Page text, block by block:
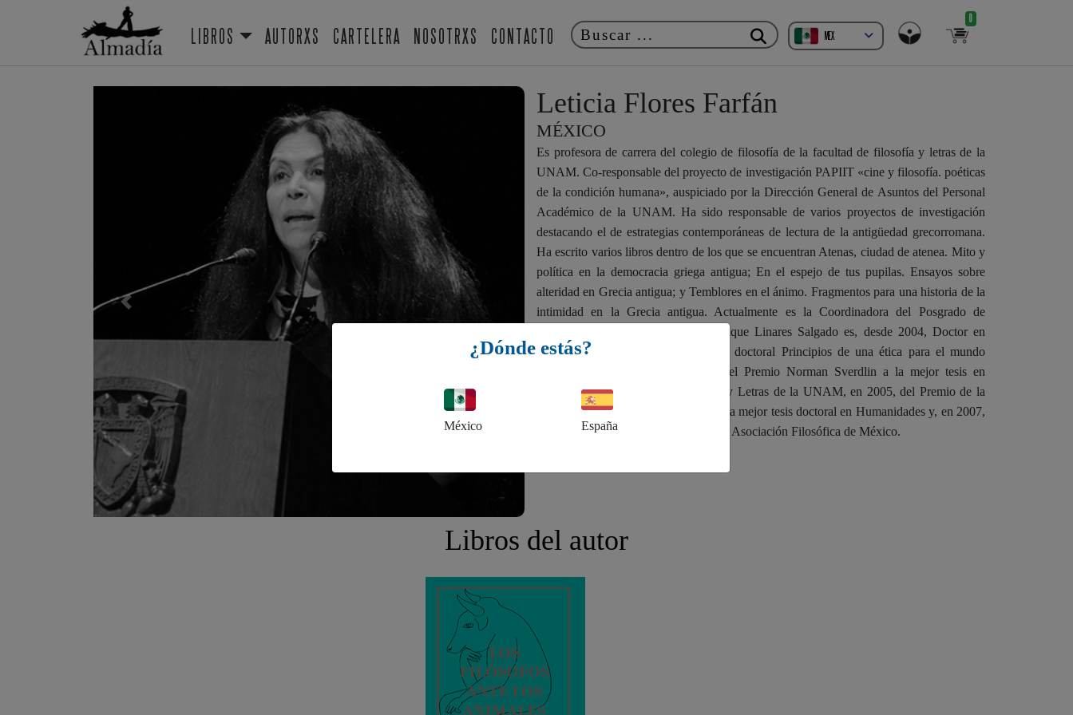
LIBROS AUTORXS CARTELERA NOSOTRXS CONTACTO MEX
0
Previous
Leticia Flores Farfán
MÉXICO
Es profesora de carrera del colegio de filosofía de la facultad de filosofía y letras de la
UNAM. Co-responsable del proyecto de investigación PAPIIT «cine y filosofía. poéticas
de la condición humana», auspiciado por la Dirección General de Asuntos del Personal
Académico de la UNAM. Ha sido responsable de varios proyectos de investigación
destacando el de estrategias contemporáneas de lectura de la antigüedad grecorromana.
Ha escrito varios libros dentro de los que se encuentran Atenas, ciudad de atenea. Mito y
política en la democracia griega antigua; En el espejo de tus pupilas. Ensayos sobre
alteridad en Grecia antigua; y Temblores en el ánimo. Fragmentos para una historia de la
intimidad en la Grecia antigua. Actualmente es la Coordinadora del Posgrado de
Filosofía de la UNAM. / Jorge Enrique Linares Salgado es, desde 2004, Doctor en
Filosofía por la UNAM con la tesis doctoral Principios de una ética para el mundo
tecnológico merecedora, en 2004, del Premio Norman Sverdlin a la mejor tesis en
Filosofía de la Facultad de Filosofía y Letras de la UNAM, en 2005, del Premio de la
Academia Méxicana de Ciencias por la mejor tesis doctoral en Humanidades y, en 2007,
del Premio Nacional de Filosofía de la Asociación Filosófica de México.
Libros del autor
¿Dónde estás?
México España